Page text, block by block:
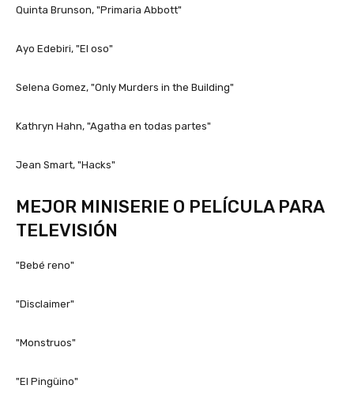
Quinta Brunson, "Primaria Abbott"
Ayo Edebiri, "El oso"
Selena Gomez, "Only Murders in the Building"
Kathryn Hahn, "Agatha en todas partes"
Jean Smart, "Hacks"
MEJOR MINISERIE O PELÍCULA PARA
TELEVISIÓN
"Bebé reno"
"Disclaimer"
"Monstruos"
"El Pingüino"